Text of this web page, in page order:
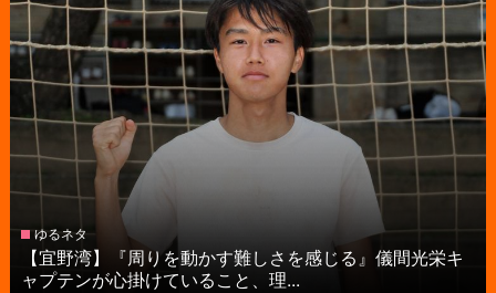
ゆるネタ
【宜野湾】『周りを動かす難しさを感じる』儀間光栄キ
ャプテンが心掛けていること、理...